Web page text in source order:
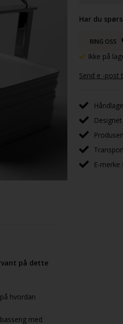
Har du
RING OSS
Ikke på
Send e -post
E-
på dette
hvordan
med